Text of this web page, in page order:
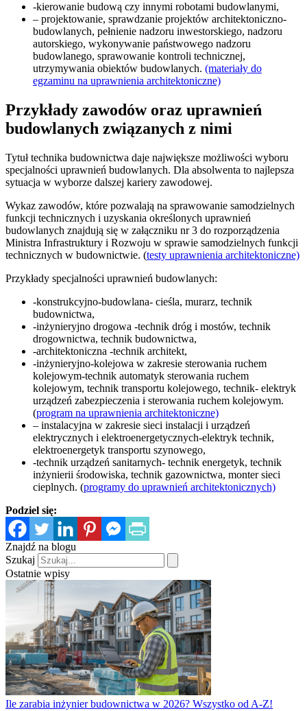
-kierowanie budową czy innymi robotami budowlanymi,
– projektowanie, sprawdzanie projektów architektoniczno-
budowlanych, pełnienie nadzoru inwestorskiego, nadzoru
autorskiego, wykonywanie państwowego nadzoru
budowlanego, sprawowanie kontroli technicznej,
utrzymywania obiektów budowlanych. (materiały do
egzaminu na uprawnienia architektoniczne)
Przykłady zawodów oraz uprawnień
budowlanych związanych z nimi
Tytuł technika budownictwa daje największe możliwości wyboru
specjalności uprawnień budowlanych. Dla absolwenta to najlepsza
sytuacja w wyborze dalszej kariery zawodowej.
Wykaz zawodów, które pozwalają na sprawowanie samodzielnych
funkcji technicznych i uzyskania określonych uprawnień
budowlanych znajdują się w załączniku nr 3 do rozporządzenia
Ministra Infrastruktury i Rozwoju w sprawie samodzielnych funkcji
technicznych w budownictwie. (testy uprawnienia architektoniczne)
Przykłady specjalności uprawnień budowlanych:
-konstrukcyjno-budowlana- cieśla, murarz, technik
budownictwa,
-inżynieryjno drogowa -technik dróg i mostów, technik
drogownictwa, technik budownictwa,
-architektoniczna -technik architekt,
-inżynieryjno-kolejowa w zakresie sterowania ruchem
kolejowym-technik automatyk sterowania ruchem
kolejowym, technik transportu kolejowego, technik- elektryk
urządzeń zabezpieczenia i sterowania ruchem kolejowym.
(program na uprawnienia architektoniczne)
– instalacyjna w zakresie sieci instalacji i urządzeń
elektrycznych i elektroenergetycznych-elektryk technik,
elektroenergetyk transportu szynowego,
-technik urządzeń sanitarnych- technik energetyk, technik
inżynierii środowiska, technik gazownictwa, monter sieci
cieplnych. (programy do uprawnień architektonicznych)
Podziel się:
Znajdź na blogu
Szukaj
Ostatnie wpisy
Ile zarabia inżynier budownictwa w 2026? Wszystko od A-Z!